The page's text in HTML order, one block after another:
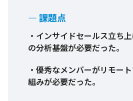
― 課題点
・インサイドセールス立ち
の分析基盤が必要だった。
・優秀なメンバーがリモー
組みが必要だった。